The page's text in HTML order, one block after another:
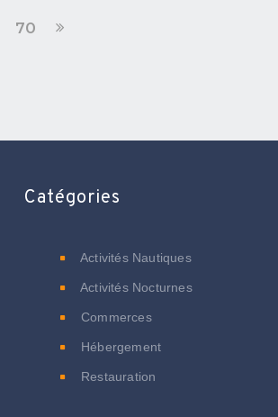
70
Catégories
Activités Nautiques
Activités Nocturnes
Commerces
Hébergement
Restauration